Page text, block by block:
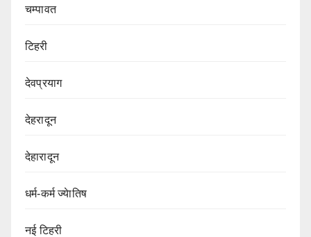
चम्पावत
टिहरी
देवप्रयाग
देहरादून
देहारादून
धर्म-कर्म ज्येातिष
नई टिहरी